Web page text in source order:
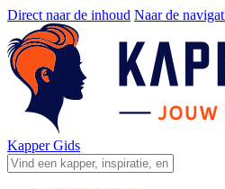
Direct naar de inhoud Naar de
Kapper Gids